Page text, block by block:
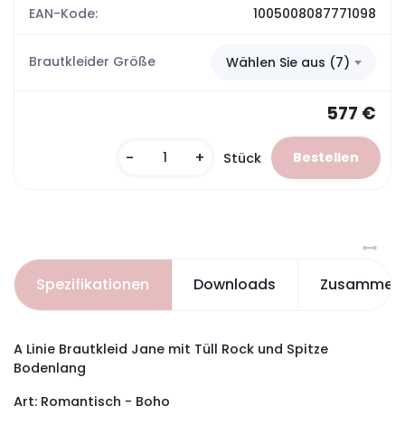
EAN-Kode: 1005008087771098
Brautkleider Größe Wählen Sie aus (7)
577 €
- + Stück
Spezifikationen Downloads
A Linie Brautkleid Jane mit Tüll Rock und Spitze
Bodenlang
Art: Romantisch - Boho